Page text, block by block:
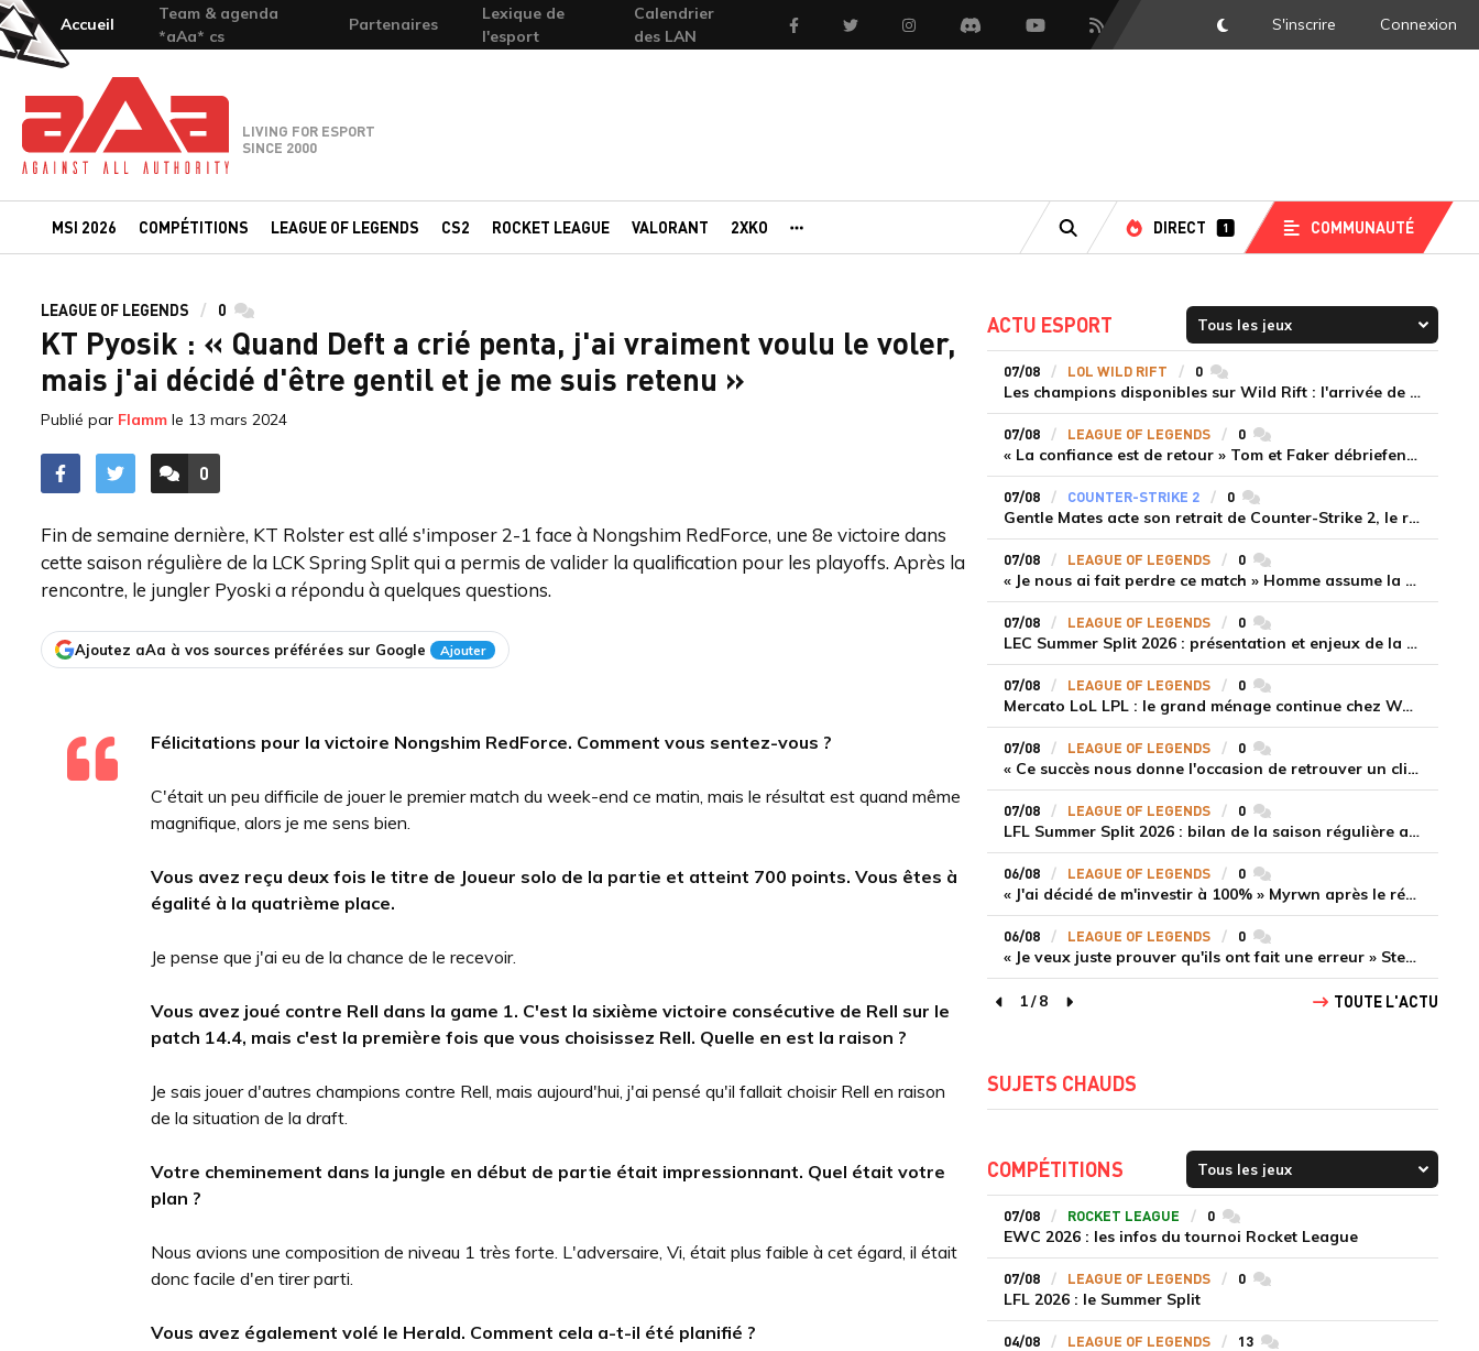
Accueil
Team & agenda
*aAa* cs
Partenaires
Lexique de
l'esport
Calendrier
des LAN
FacebookTwitter InstagramDiscord YoutubeFlux RSS DarkMode
S'inscrire Connexion
Team-aAa - against All authority
LIVING FOR ESPORT
SINCE 2000
MSI 2026 COMPÉTITIONS LEAGUE OF LEGENDS CS2 ROCKET LEAGUE VALORANT 2XKO
RECHERCHE
DIRECT 1 COMMUNAUTÉ
LEAGUE OF LEGENDS 0 commentaires
KT Pyosik : « Quand Deft a crié penta, j'ai vraiment voulu le voler,
mais j'ai décidé d'être gentil et je me suis retenu »
Publié par Flamm le 13 mars 2024
ACCÉDER AUX
0
COMMENTAIRES
Fin de semaine dernière, KT Rolster est allé s'imposer 2-1 face à Nongshim RedForce, une 8e victoire dans
cette saison régulière de la LCK Spring Split qui a permis de valider la qualification pour les playoffs. Après la
rencontre, le jungler Pyoski a répondu à quelques questions.
Ajoutez aAa à vos sources préférées sur Google Ajouter
Félicitations pour la victoire Nongshim RedForce. Comment vous sentez-vous ?
C'était un peu difficile de jouer le premier match du week-end ce matin, mais le résultat est quand même
magnifique, alors je me sens bien.
Vous avez reçu deux fois le titre de Joueur solo de la partie et atteint 700 points. Vous êtes à
égalité à la quatrième place.
Je pense que j'ai eu de la chance de le recevoir.
Vous avez joué contre Rell dans la game 1. C'est la sixième victoire consécutive de Rell sur le
patch 14.4, mais c'est la première fois que vous choisissez Rell. Quelle en est la raison ?
Je sais jouer d'autres champions contre Rell, mais aujourd'hui, j'ai pensé qu'il fallait choisir Rell en raison
de la situation de la draft.
Votre cheminement dans la jungle en début de partie était impressionnant. Quel était votre
plan ?
Nous avions une composition de niveau 1 très forte. L'adversaire, Vi, était plus faible à cet égard, il était
donc facile d'en tirer parti.
Vous avez également volé le Herald. Comment cela a-t-il été planifié ?
ACTU ESPORT
07/08 LOL WILD RIFT 0commentaires
Les champions disponibles sur Wild Rift : l'arrivée de Cho'Gath
07/08 LEAGUE OF LEGENDS 0commentaires
« La confiance est de retour » Tom et Faker débriefent la victoire convaincante de T1 face à Dplus KIA
07/08 COUNTER-STRIKE 2 0commentaires
Gentle Mates acte son retrait de Counter-Strike 2, le roster ibérique libéré
07/08 LEAGUE OF LEGENDS 0commentaires
« Je nous ai fait perdre ce match » Homme assume la responsabilité de la défaite de HLE face à Gen.G
07/08 LEAGUE OF LEGENDS 0commentaires
LEC Summer Split 2026 : présentation et enjeux de la troisième semaine de compétition
07/08 LEAGUE OF LEGENDS 0commentaires
Mercato LoL LPL : le grand ménage continue chez Weibo Gaming, Jiejie quitte le navire au profit de Xiaohao
07/08 LEAGUE OF LEGENDS 0commentaires
« Ce succès nous donne l'occasion de retrouver un climat beaucoup plus positif » Ryu et Canyon soulagés après la victoire de Gen.G sur HLE
07/08 LEAGUE OF LEGENDS 0commentaires
LFL Summer Split 2026 : bilan de la saison régulière avec Solary en tête
06/08 LEAGUE OF LEGENDS 0commentaires
« J'ai décidé de m'investir à 100% » Myrwn après le réveil de Movistar KOI face à Fnatic
06/08 LEAGUE OF LEGENDS 0commentaires
« Je veux juste prouver qu'ils ont fait une erreur » Stend se confie sur son mercato chaotique et ses ambitions avec Shifters
page précédente
1/8
page suivante
TOUTE L'ACTU
SUJETS CHAUDS
COMPÉTITIONS
07/08 ROCKET LEAGUE 0commentaires
EWC 2026 : les infos du tournoi Rocket League
07/08 LEAGUE OF LEGENDS 0commentaires
LFL 2026 : le Summer Split
04/08 LEAGUE OF LEGENDS 13commentaires